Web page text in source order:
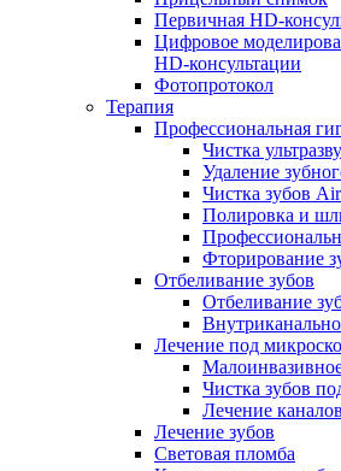
Первичная HD-
Цифровое
HD-консультации
Фотопротокол
Терапия
Профессиональная
Чистка
Удаление
Чистка зубов
Полировка и
Фторирование
Отбеливание зубов
Отбеливание
Лечение под
Чистка зубов
Лечение
Лечение зубов
Световая пломба